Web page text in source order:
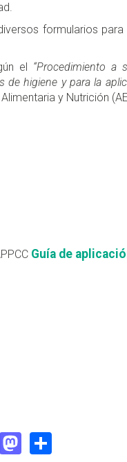
formularios
el “Procedimiento a
de higiene y para la
y Nutrición
Guía de
Facebook
Mastodon